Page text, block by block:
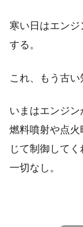
寒い日はエン
する。
これ、もう古い
いまはエンジン
燃料噴射や点
じて制御して
一切なし。